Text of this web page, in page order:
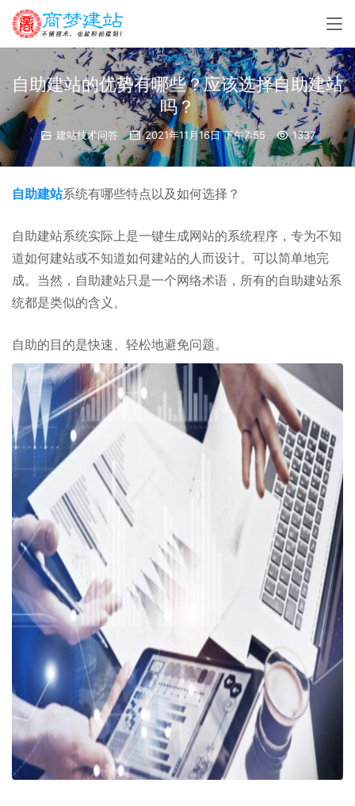
自助建站的优势有哪些？应该选择自助建站
吗？
建站技术问答 2021年11月16日 下午7:55 1337
自助建站系统有哪些特点以及如何选择？
自助建站系统实际上是一键生成网站的系统程序，专为不知
道如何建站或不知道如何建站的人而设计。可以简单地完
成。当然，自助建站只是一个网络术语，所有的自助建站系
统都是类似的含义。
自助的目的是快速、轻松地避免问题。